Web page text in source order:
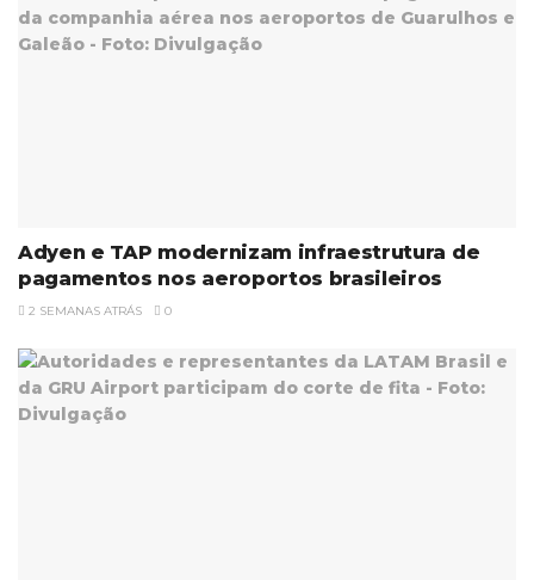
Adyen e TAP modernizam infraestrutura de
pagamentos nos aeroportos brasileiros
2 SEMANAS ATRÁS 0